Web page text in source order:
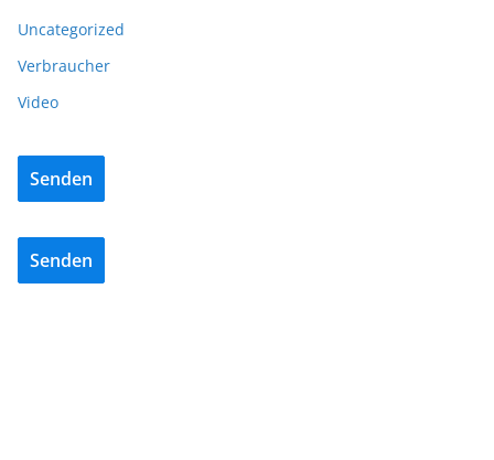
Uncategorized
Verbraucher
Video
Senden
Senden